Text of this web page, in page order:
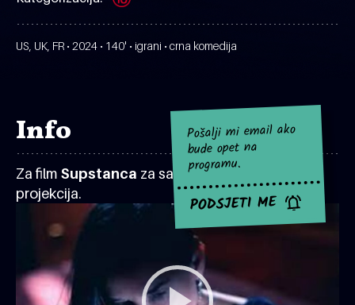
US, UK, FR • 2024 • 140' • igrani • crna komedija
Info
Za film Supstanca za sad nema najavljenih
projekcija.
Pošalji mi email ako
bude opet na
programu.
PODSJETI ME